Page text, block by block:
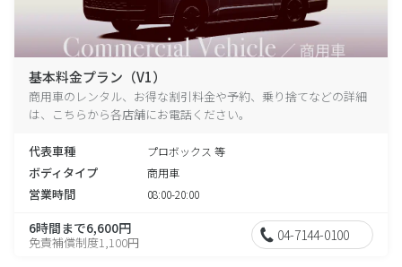
基本料金プラン（V1）
商用車のレンタル、お得な割引料金や予約、乗り捨てなどの詳細
は、こちらから各店舗にお電話ください。
代表車種 プロボックス 等
ボディタイプ 商用車
営業時間 08:00-20:00
6時間まで6,600円
免責補償制度1,100円 04-7144-0100